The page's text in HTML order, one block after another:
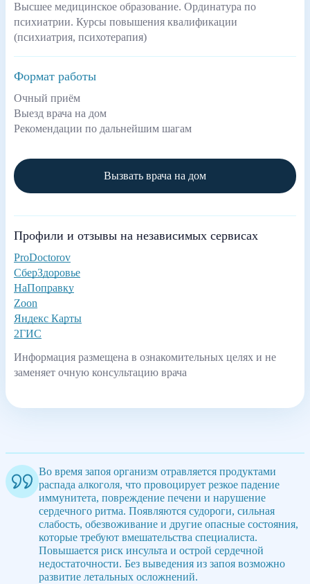
Высшее медицинское образование. Ординатура по
психиатрии. Курсы повышения квалификации
(психиатрия, психотерапия)
Формат работы
Очный приём
Выезд врача на дом
Рекомендации по дальнейшим шагам
Вызвать врача на дом
Профили и отзывы на независимых сервисах
ProDoctorov
СберЗдоровье
НаПоправку
Zoon
Яндекс Карты
2ГИС
Информация размещена в ознакомительных целях и не
заменяет очную консультацию врача
Во время запоя организм отравляется продуктами
распада алкоголя, что провоцирует резкое падение
иммунитета, повреждение печени и нарушение
сердечного ритма. Появляются судороги, сильная
слабость, обезвоживание и другие опасные состояния,
которые требуют вмешательства специалиста.
Повышается риск инсульта и острой сердечной
недостаточности. Без выведения из запоя возможно
развитие летальных осложнений.